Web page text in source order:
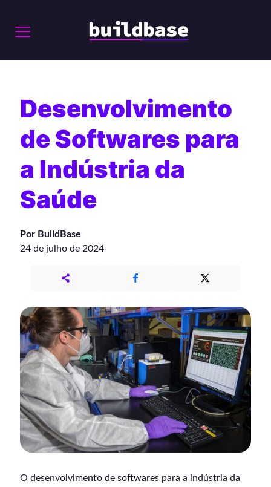
Desenvolvimento
de Softwares para
a Indústria da
Saúde
Por BuildBase
24 de julho de 2024
O desenvolvimento de softwares para a indústria da